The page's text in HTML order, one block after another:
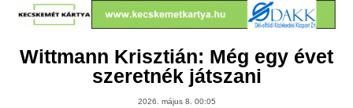
Wittmann Krisztián: Még egy évet
szeretnék játszani
2026. május 8. 00:05